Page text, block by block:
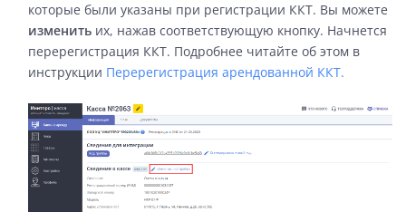
которые были указаны при регистрации ККТ. Вы можете
изменить их, нажав соответствующую кнопку. Начнется
перерегистрация ККТ. Подробнее читайте об этом в
инструкции Перерегистрация арендованной ККТ.